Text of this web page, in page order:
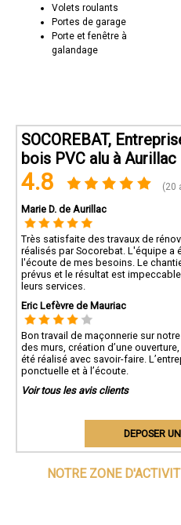
Volets roulants
Portes de garage
Porte et fenêtre à
galandage
SOCOREBAT,
bois PVC alu à Aurillac
4.8 (20
Marie D. de Aurillac
Très satisfaite des travaux de
réalisés par Socorebat. L'équipe a
l'écoute de mes besoins. Le
prévus et le résultat est
leurs services.
Eric Lefèvre de Mauriac
Bon travail de maçonnerie sur
des murs, création d’une
été réalisé avec savoir-faire.
ponctuelle et à l’écoute.
Voir tous les avis clients
DEPOSER
NOTRE ZONE